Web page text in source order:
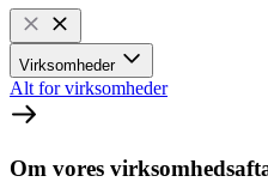
Virksomheder
Alt for virksomheder
Om vores